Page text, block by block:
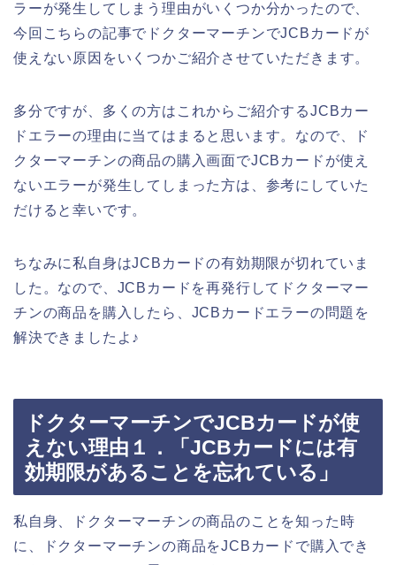
ラーが発生してしまう理由がいくつか分かったので、
今回こちらの記事でドクターマーチンでJCBカードが
使えない原因をいくつかご紹介させていただきます。
多分ですが、多くの方はこれからご紹介するJCBカー
ドエラーの理由に当てはまると思います。なので、ド
クターマーチンの商品の購入画面でJCBカードが使え
ないエラーが発生してしまった方は、参考にしていた
だけると幸いです。
ちなみに私自身はJCBカードの有効期限が切れていま
した。なので、JCBカードを再発行してドクターマー
チンの商品を購入したら、JCBカードエラーの問題を
解決できましたよ♪
ドクターマーチンでJCBカードが使
えない理由１．「JCBカードには有
効期限があることを忘れている」
私自身、ドクターマーチンの商品のことを知った時
に、ドクターマーチンの商品をJCBカードで購入でき